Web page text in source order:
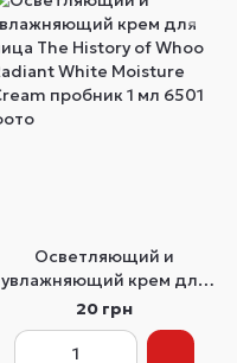
Осветляющий и
увлажняющий крем для
лица The History of Whoo
Radiant White Moisture
Cream пробник 1 мл
20 грн